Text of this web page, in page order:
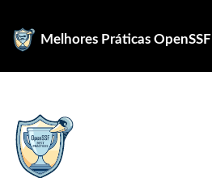
Melhores Práticas OpenSSF